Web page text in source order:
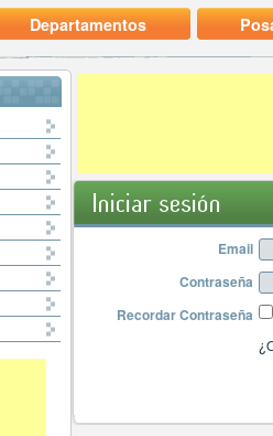
Departamentos
Iniciar sesión
Email
Contraseña
Recordar Contraseña